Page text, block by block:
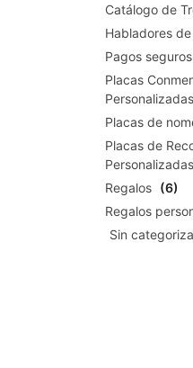
Catálogo de
Habladores
Pagos seguros
Placas
Personalizadas
Placas de
Placas de
Personalizadas
Regalos (6)
Regalos
Sin